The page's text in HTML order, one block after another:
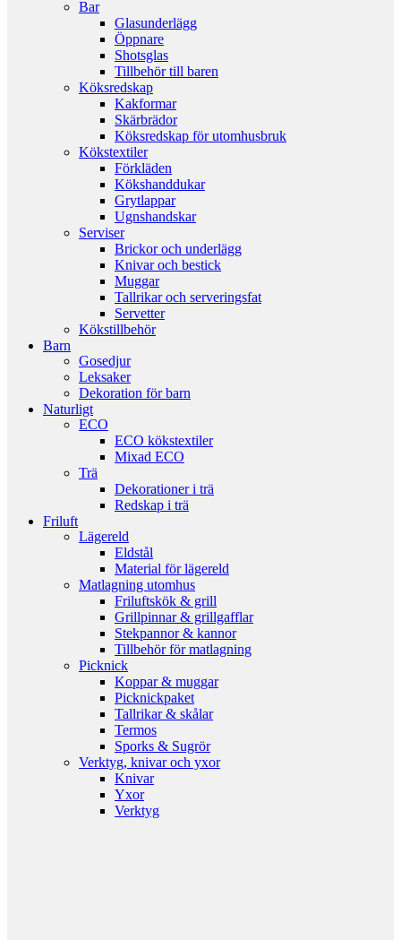
Bar
Glasunderlägg
Öppnare
Shotsglas
Tillbehör till baren
Köksredskap
Kakformar
Skärbrädor
Köksredskap för utomhusbruk
Kökstextiler
Förkläden
Kökshanddukar
Grytlappar
Ugnshandskar
Serviser
Brickor och underlägg
Knivar och bestick
Muggar
Tallrikar och serveringsfat
Servetter
Kökstillbehör
Barn
Gosedjur
Leksaker
Dekoration för barn
Naturligt
ECO
ECO kökstextiler
Mixad ECO
Trä
Dekorationer i trä
Redskap i trä
Friluft
Lägereld
Eldstål
Material för lägereld
Matlagning utomhus
Friluftskök & grill
Grillpinnar & grillgafflar
Stekpannor & kannor
Tillbehör för matlagning
Picknick
Koppar & muggar
Picknickpaket
Tallrikar & skålar
Termos
Sporks & Sugrör
Verktyg, knivar och yxor
Knivar
Yxor
Verktyg